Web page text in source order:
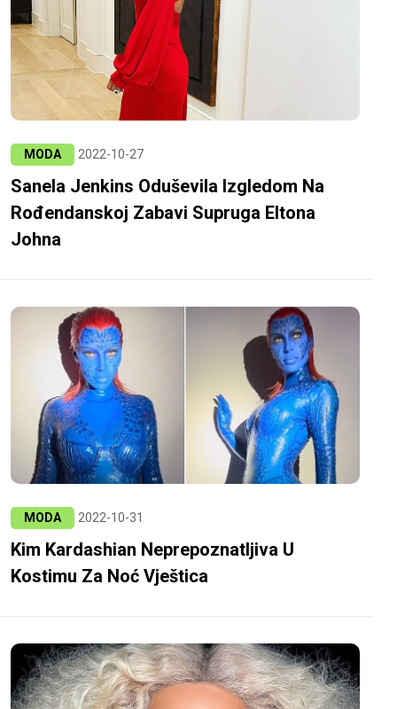
MODA 2022-10-27
Sanela Jenkins Oduševila Izgledom Na
Rođendanskoj Zabavi Supruga Eltona
Johna
MODA 2022-10-31
Kim Kardashian Neprepoznatljiva U
Kostimu Za Noć Vještica